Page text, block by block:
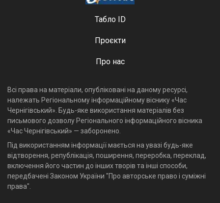
Табло ID
Проєкти
Про нас
Всі права на матеріали, опубліковані на даному ресурсі,
належать Регіональному інформаційному віснику «Час
Чернігівський». Будь-яке використання матеріалів без
письмового дозволу Регіонального інформаційного вісника
«Час Чернігівський» — заборонено.
Під використанням інформації мається на увазі будь-яке
відтворення, републікація, поширення, переробка, переклад,
включення його частин до інших творів та інші способи,
передбачені Законом України "Про авторське право і суміжні
права".